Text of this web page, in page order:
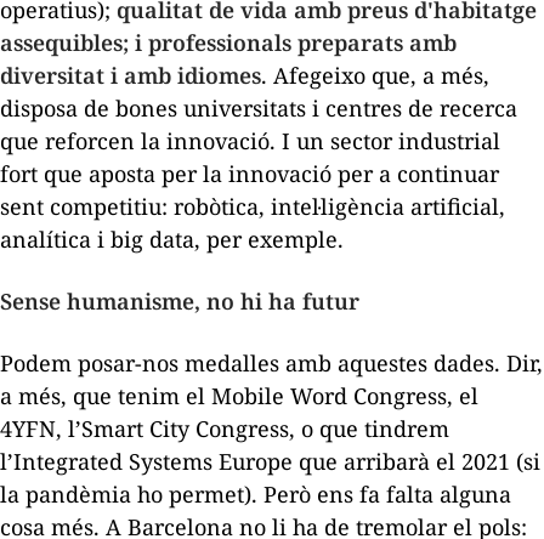
operatius); qualitat de vida amb preus d'habitatge
assequibles; i professionals preparats amb
diversitat i amb idiomes. Afegeixo que, a més,
disposa de bones universitats i centres de recerca
que reforcen la innovació. I un sector industrial
fort que aposta per la innovació per a continuar
sent competitiu: robòtica, intel·ligència artificial,
analítica i big data, per exemple.
Sense humanisme, no hi ha futur
Podem posar-nos medalles amb aquestes dades. Dir,
a més, que tenim el Mobile Word Congress, el
4YFN, l’Smart City Congress, o que tindrem
l’Integrated Systems Europe que arribarà el 2021 (si
la pandèmia ho permet). Però ens fa falta alguna
cosa més. A Barcelona no li ha de tremolar el pols: